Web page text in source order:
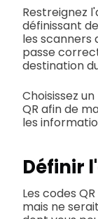
Restreignez
définissant
les scanners
passe
destination
Choisissez
QR afin de
les
Définir
Les codes
mais ne